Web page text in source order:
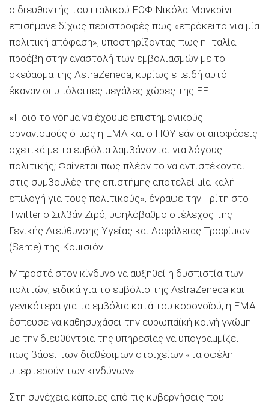
o διευθυντής του ιταλικού ΕΟΦ Νικόλα Μαγκρίνι
επισήμανε δίχως περιστροφές πως «επρόκειτο για μία
πολιτική απόφαση», υποστηρίζοντας πως η Ιταλία
προέβη στην αναστολή των εμβολιασμών με το
σκεύασμα της AstraZeneca, κυρίως επειδή αυτό
έκαναν οι υπόλοιπες μεγάλες χώρες της ΕΕ.
«Ποιο το νόημα να έχουμε επιστημονικούς
οργανισμούς όπως η ΕΜΑ και ο ΠΟΥ εάν οι αποφάσεις
σχετικά με τα εμβόλια λαμβάνονται για λόγους
πολιτικής; Φαίνεται πως πλέον το να αντιστέκονται
στις συμβουλές της επιστήμης αποτελεί μία καλή
επιλογή για τους πολιτικούς», έγραψε την Τρίτη στο
Twitter ο Σιλβάν Ζιρό, υψηλόβαθμο στέλεχος της
Γενικής Διεύθυνσης Υγείας και Ασφάλειας Τροφίμων
(Sante) της Κομισιόν.
Μπροστά στον κίνδυνο να αυξηθεί η δυσπιστία των
πολιτών, ειδικά για το εμβόλιο της AstraZeneca και
γενικότερα για τα εμβόλια κατά του κορονοïού, η EMA
έσπευσε να καθησυχάσει την ευρωπαϊκή κοινή γνώμη
με την διευθύντρια της υπηρεσίας να υπογραμμίζει
πως βάσει των διαθέσιμων στοιχείων «τα οφέλη
υπερτερούν των κινδύνων».
Στη συνέχεια κάποιες από τις κυβερνήσεις που